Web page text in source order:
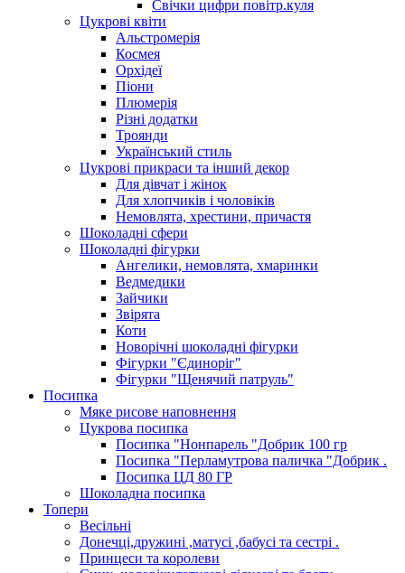
Свічки цифри повітр.куля
Цукрові квіти
Альстромерія
Космея
Орхідеї
Піони
Плюмерія
Різні додатки
Троянди
Український стиль
Цукрові прикраси та інший декор
Для дівчат і жінок
Для хлопчиків і чоловіків
Немовлята, хрестини, причастя
Шоколадні сфери
Шоколадні фігурки
Ангелики, немовлята, хмаринки
Ведмедики
Зайчики
Звірята
Коти
Новорічні шоколадні фігурки
Фігурки "Єдиноріг"
Фігурки "Щенячий патруль"
Посипка
Мяке рисове наповнення
Цукрова посипка
Посипка "Нонпарель "Добрик 100 гр
Посипка "Перламутрова паличка "Добрик .
Посипка ЦД 80 ГР
Шоколадна посипка
Топери
Весільні
Донечці,дружині ,матусі ,бабусі та сестрі .
Принцеси та королеви